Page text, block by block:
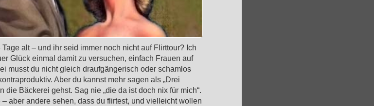
alt – und ihr seid immer noch nicht auf Flirttour? Ich
Glück einmal damit zu versuchen, einfach Frauen auf
musst du nicht gleich draufgängerisch oder schamlos
Aber du kannst mehr sagen als „Drei
die Bäckerei gehst. Sag nie „die da ist doch nix für mich“.
aber andere sehen, dass du flirtest, und vielleicht wollen